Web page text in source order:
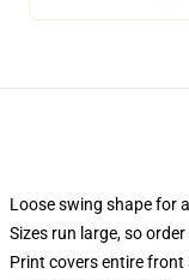
Loose swing shape for
Sizes run large, so
Print covers entire